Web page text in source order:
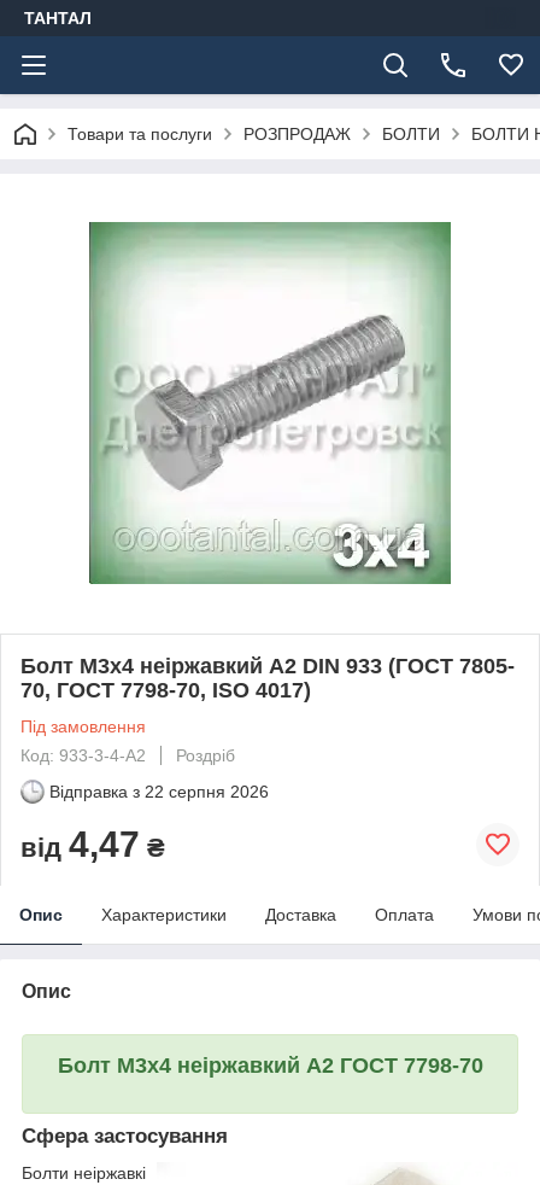
ТАНТАЛ
Товари та послуги РОЗПРОДАЖ БОЛТИ БОЛТИ
Болт М3х4 неіржавкий А2 DIN 933 (ГОСТ 7805-
70, ГОСТ 7798-70, ISO 4017)
Під замовлення
Код: 933-3-4-A2
Роздріб
Відправка з 22 серпня 2026
від 4,47 ₴
Опис Характеристики Доставка Оплата Умови
Опис
Болт М3х4 неіржавкий А2 ГОСТ 7798-70
Сфера застосування
Болти неіржавкі